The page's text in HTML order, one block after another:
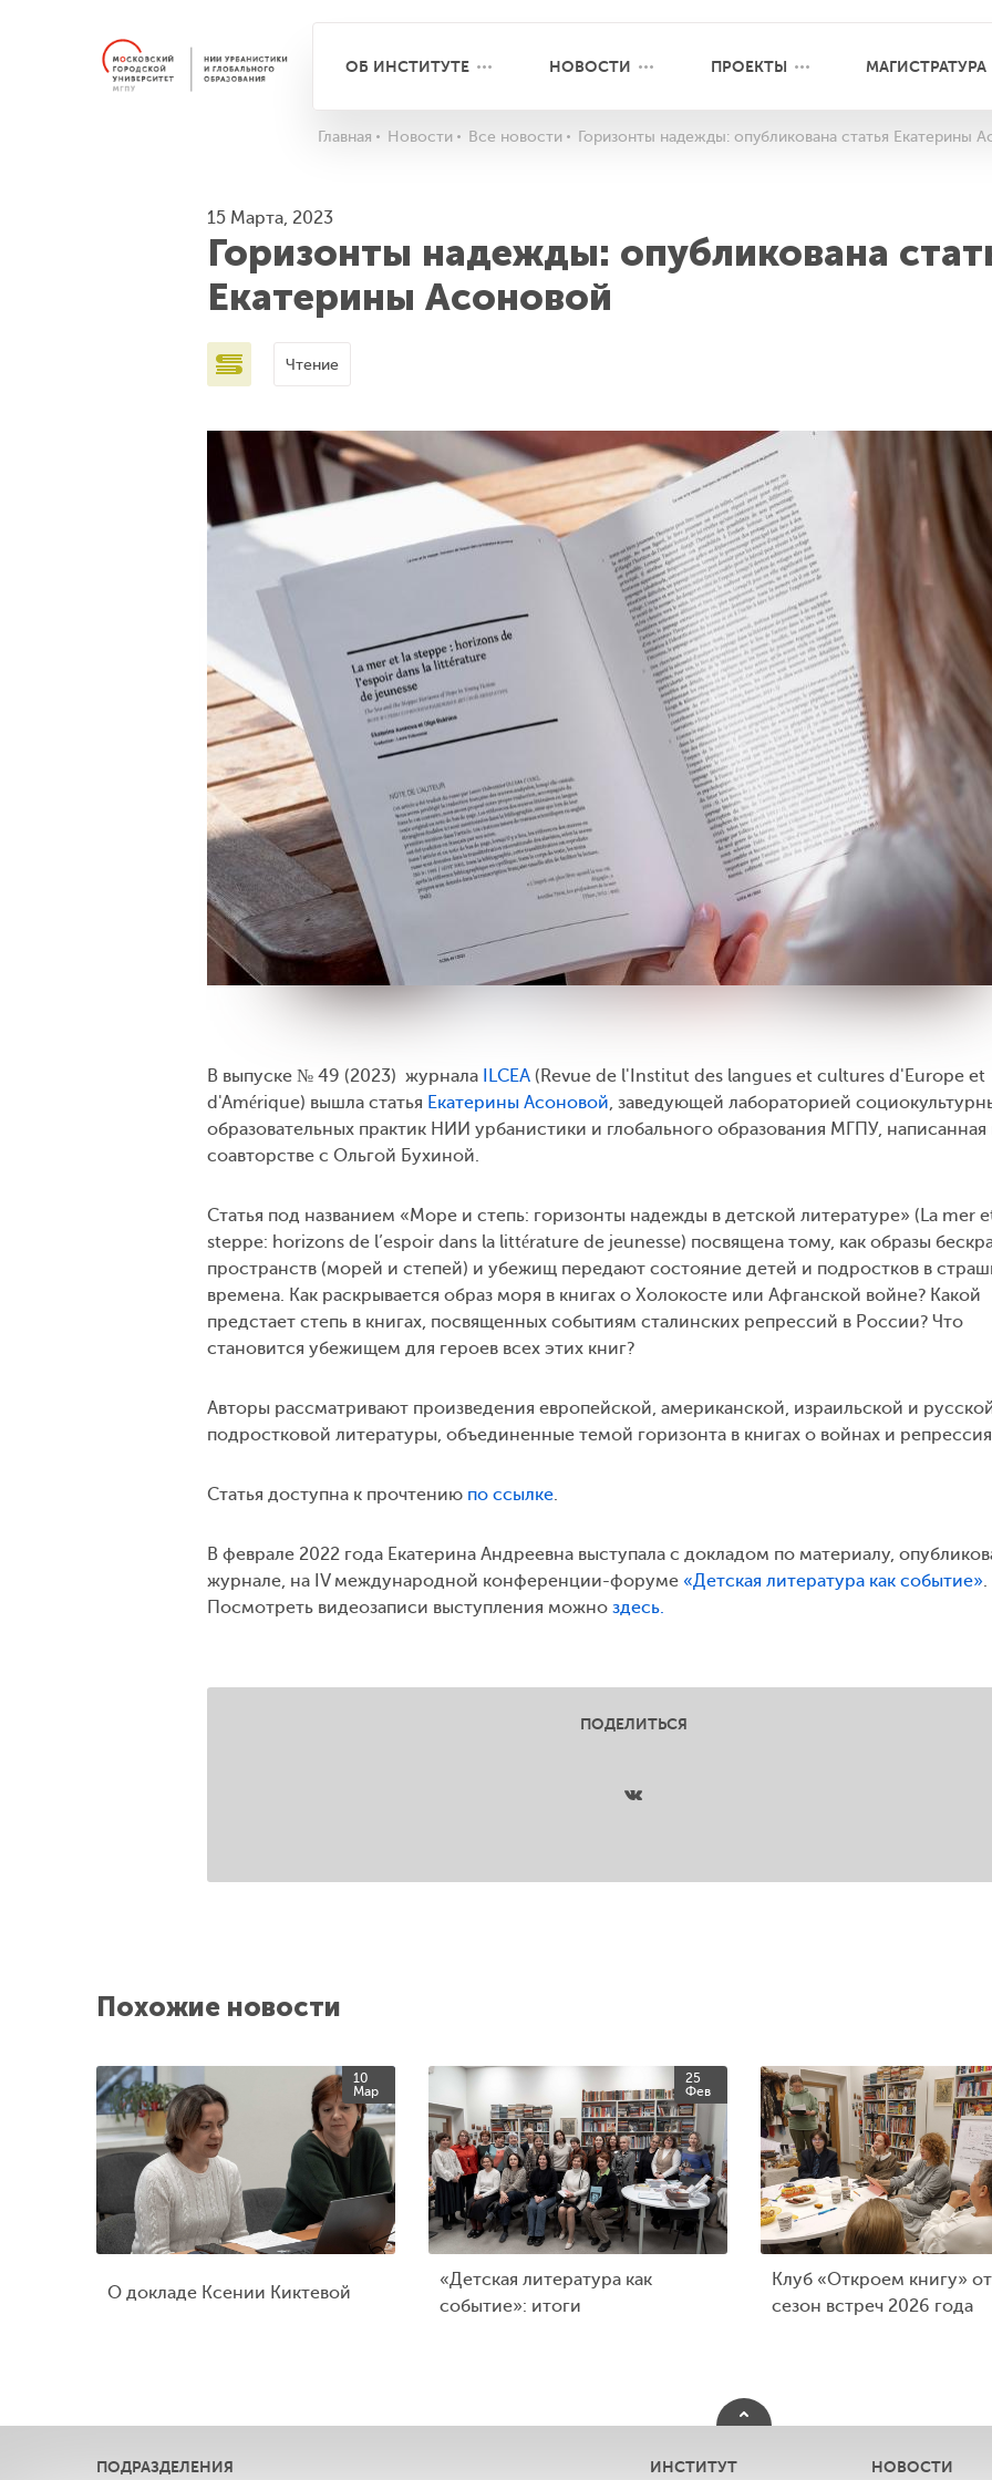
ОБ ИНСТИТУТЕ НОВОСТИ ПРОЕКТЫ МАГИСТРАТУРА
Главная Новости Все новости Горизонты надежды: опубликована статья Екатерины
15 Марта, 2023
Горизонты надежды: опубликована
Екатерины Асоновой
Чтение
В выпуске № 49 (2023) журнала ILCEA (Revue de l'Institut des langues et cultures d'Europe et
d'Amérique) вышла статья Екатерины Асоновой , заведующей лабораторией
образовательных практик НИИ урбанистики и глобального образования МГПУ, написанная
соавторстве с Ольгой Бухиной.
Статья под названием «Море и степь: горизонты надежды в детской литературе» (La mer
steppe: horizons de l’espoir dans la littérature de jeunesse) посвящена тому, как образы
пространств (морей и степей) и убежищ передают состояние детей и подростков в
времена. Как раскрывается образ моря в книгах о Холокосте или Афганской войне? Какой
предстает степь в книгах, посвященных событиям сталинских репрессий в России? Что
становится убежищем для героев всех этих книг?
Авторы рассматривают произведения европейской, американской, израильской и
подростковой литературы, объединенные темой горизонта в книгах о войнах и
Статья доступна к прочтению по ссылке
В феврале 2022 года Екатерина Андреевна выступала с докладом по материалу,
журнале, на IV международной конференции-форуме «Детская литература как событие»
Посмотреть видеозаписи выступления можно здесь.
ПОДЕЛИТЬСЯ
Похожие новости
10
Мар
О докладе Ксении Киктевой
25
Фев
«Детская литература как
событие»: итоги
Клуб «Откроем книгу»
сезон встреч 2026 года
ПОДРАЗДЕЛЕНИЯ ИНСТИТУТ НОВОСТИ